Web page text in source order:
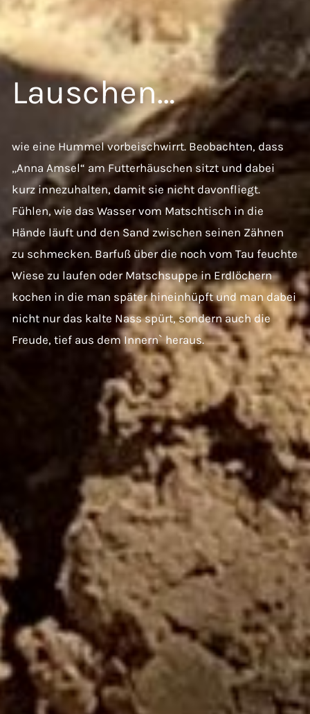
Lauschen…
wie eine Hummel vorbeischwirrt. Beobachten, dass
„Anna Amsel“ am Futterhäuschen sitzt und dabei
kurz innezuhalten, damit sie nicht davonfliegt.
Fühlen, wie das Wasser vom Matschtisch in die
Hände läuft und den Sand zwischen seinen Zähnen
zu schmecken. Barfuß über die noch vom Tau feuchte
Wiese zu laufen oder Matschsuppe in Erdlöchern
kochen in die man später hineinhüpft und man dabei
nicht nur das kalte Nass spürt, sondern auch die
Freude, tief aus dem Innern` heraus.